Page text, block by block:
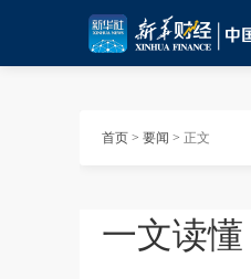
首页 > 要闻 > 正文
一文读